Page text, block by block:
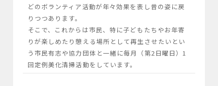
どのボランティア活動が年々効果を表し昔の姿に戻
りつつあります。
そこで、これからは市民、特に子どもたちやお年寄
りが楽しめたり憩える場所として再生させたいとい
う市民有志や協力団体と一緒に毎月（第2日曜日）1
回定例美化清掃活動をしています。